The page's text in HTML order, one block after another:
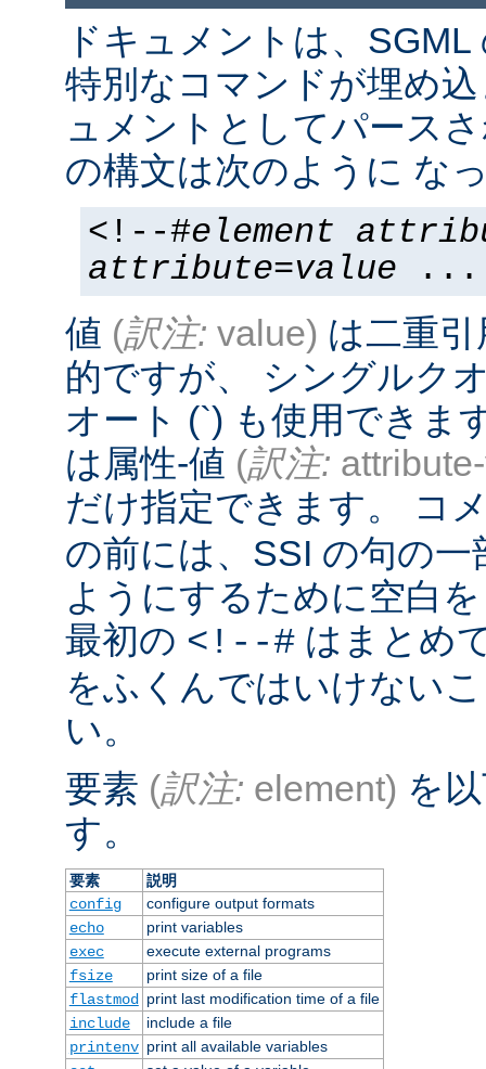
ドキュメントは、
特別なコマンドが埋め
ュメントとしてパース
の構文は次のように な
<!--#element
attribute=value ...
値 (訳注: value) は二重
的ですが、 シングルク
オート (`) も使用できま
は属性-値 (訳注:
だけ指定できます。 コ
の前には、SSI の句の
ようにするために空白
最初の <!--# はまとめ
をふくんではいけない
い。
要素 (訳注: element) を
す。
要素
説明
config
configure output formats
echo
print variables
exec
execute external programs
fsize
print size of a file
flastmod
print last modification time of a file
include
include a file
printenv print all available variables